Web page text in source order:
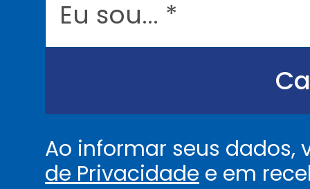
.
Ao informar seus
de Privacidade e em